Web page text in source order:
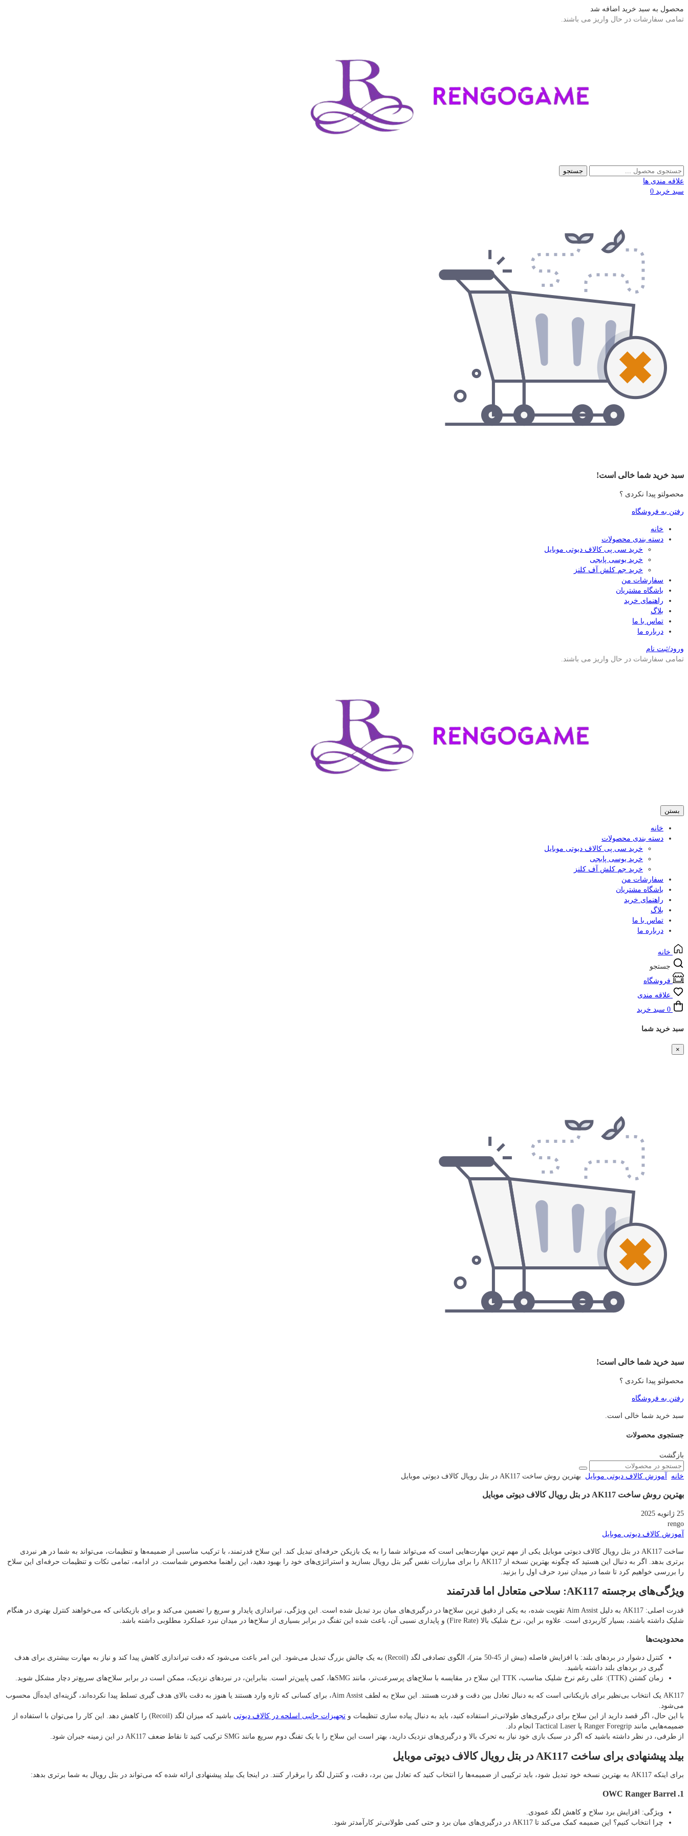
محصول به سبد خرید اضافه شد
تمامی سفارشات در حال واریز می باشند.
جستجو
علاقه مندی ها
سبد خرید 0
سبد خرید شما خالی است!
محصولتو پیدا نکردی ؟
رفتن به فروشگاه
خانه
دسته بندی محصولات
خرید سی پی کالاف دیوتی موبایل
خرید یوسی پابجی
خرید جم کلش آف کلنز
سفارشات من
باشگاه مشتریان
راهنمای خرید
بلاگ
تماس با ما
درباره ما
ورود/ثبت نام
تمامی سفارشات در حال واریز می باشند.
بستن
خانه
دسته بندی محصولات
خرید سی پی کالاف دیوتی موبایل
خرید یوسی پابجی
خرید جم کلش آف کلنز
سفارشات من
باشگاه مشتریان
راهنمای خرید
بلاگ
تماس با ما
درباره ما
خانه
جستجو
فروشگاه
علاقه مندی
0 سبد خرید
سبد خرید شما
×
سبد خرید شما خالی است!
محصولتو پیدا نکردی ؟
رفتن به فروشگاه
سبد خرید شما خالی است.
جستجوی محصولات
بازگشت
خانه آموزش کالاف دیوتی موبایل بهترین روش ساخت AK117 در بتل رویال کالاف دیوتی موبایل
بهترین روش ساخت AK117 در بتل رویال کالاف دیوتی موبایل
25 ژانویه 2025
rengo
آموزش کالاف دیوتی موبایل
ساخت AK117 در بتل رویال کالاف دیوتی موبایل یکی از مهم‌ ترین مهارت‌هایی است که می‌تواند شما را به یک بازیکن حرفه‌ای تبدیل کند. این سلاح قدرتمند، با ترکیب مناسبی از ضمیمه‌ها و تنظیمات، می‌تواند به شما در هر نبردی
برتری بدهد. اگر به دنبال این هستید که چگونه بهترین نسخه از AK117 را برای مبارزات نفس‌ گیر بتل رویال بسازید و استراتژی‌های خود را بهبود دهید، این راهنما مخصوص شماست. در ادامه، تمامی نکات و تنظیمات حرفه‌ای این سلاح
را بررسی خواهیم کرد تا شما در میدان نبرد حرف اول را بزنید.
ویژگی‌های برجسته AK117: سلاحی متعادل اما قدرتمند
قدرت اصلی: AK117 به دلیل Aim Assist تقویت‌ شده، به یکی از دقیق‌ ترین سلاح‌ها در درگیری‌های میان‌ برد تبدیل شده است. این ویژگی، تیراندازی پایدار و سریع را تضمین می‌کند و برای بازیکنانی که می‌خواهند کنترل بهتری در هنگام
شلیک داشته باشند، بسیار کاربردی است. علاوه بر این، نرخ شلیک بالا (Fire Rate) و پایداری نسبی آن، باعث شده این تفنگ در برابر بسیاری از سلاح‌ها در میدان نبرد عملکرد مطلوبی داشته باشد.
محدودیت‌ها
کنترل دشوار در بردهای بلند: با افزایش فاصله (بیش از 45-50 متر)، الگوی تصادفی لگد (Recoil) به یک چالش بزرگ تبدیل می‌شود. این امر باعث می‌شود که دقت تیراندازی کاهش پیدا کند و نیاز به مهارت بیشتری برای هدف‌
گیری در بردهای بلند داشته باشید.
زمان کشتن (TTK): علی‌ رغم نرخ شلیک مناسب، TTK این سلاح در مقایسه با سلاح‌های پرسرعت‌تر، مانند SMG‌ها، کمی پایین‌تر است. بنابراین، در نبردهای نزدیک، ممکن است در برابر سلاح‌های سریع‌تر دچار مشکل شوید.
AK117 یک انتخاب بی‌نظیر برای بازیکنانی است که به دنبال تعادل بین دقت و قدرت هستند. این سلاح به لطف Aim Assist، برای کسانی که تازه‌ وارد هستند یا هنوز به دقت بالای هدف‌ گیری تسلط پیدا نکرده‌اند، گزینه‌ای ایده‌آل محسوب
می‌شود.
با این حال، اگر قصد دارید از این سلاح برای درگیری‌های طولانی‌تر استفاده کنید، باید به دنبال پیاده‌ سازی تنظیمات و تجهیزات جانبی اسلحه در کالاف دیوتی
باشید که میزان لگد (Recoil) را کاهش دهد. این کار را می‌توان با استفاده از
ضمیمه‌هایی مانند Ranger Foregrip یا Tactical Laser انجام داد.
از طرفی، در نظر داشته باشید که اگر در سبک بازی خود نیاز به تحرک بالا و درگیری‌های نزدیک دارید، بهتر است این سلاح را با یک تفنگ دوم سریع مانند SMG ترکیب کنید تا نقاط ضعف AK117 در این زمینه جبران شود.
بیلد پیشنهادی برای ساخت AK117 در بتل رویال کالاف دیوتی موبایل
برای اینکه AK117 به بهترین نسخه خود تبدیل شود، باید ترکیبی از ضمیمه‌ها را انتخاب کنید که تعادل بین برد، دقت، و کنترل لگد را برقرار کنند. در اینجا یک بیلد پیشنهادی ارائه شده که می‌تواند در بتل رویال به شما برتری بدهد:
1. OWC Ranger Barrel
ویژگی: افزایش برد سلاح و کاهش لگد عمودی.
چرا انتخاب کنیم؟ این ضمیمه کمک می‌کند تا AK117 در درگیری‌های میان‌ برد و حتی کمی طولانی‌تر کارآمدتر شود.